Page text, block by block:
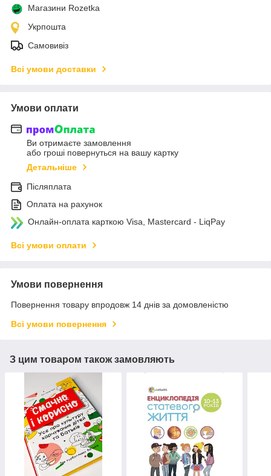
Магазини Rozetka
Укрпошта
Самовивіз
Всі умови доставки
Умови оплати
Ви отримаєте замовлення
або гроші повернуться на вашу картку
Детальніше
Післяплата
Оплата на рахунок
Онлайн-оплата карткою Visa, Mastercard - LiqPay
Всі умови оплати
Умови повернення
Повернення товару впродовж 14 днів за домовленістю
Всі умови повернення
З цим товаром також замовляють